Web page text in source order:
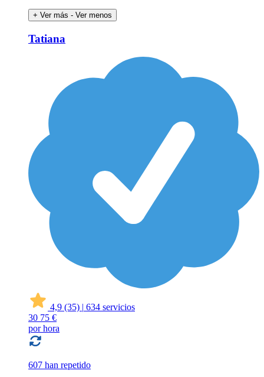
+ Ver más - Ver menos
Tatiana
4,9 (35) | 634 servicios
30 75 €
por hora
607 han repetido